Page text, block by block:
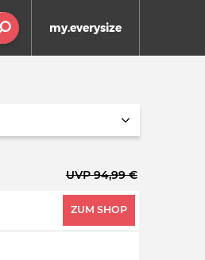
my.everysize
UVP 94,99 €
ZUM SHOP